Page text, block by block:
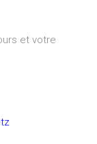
et votre